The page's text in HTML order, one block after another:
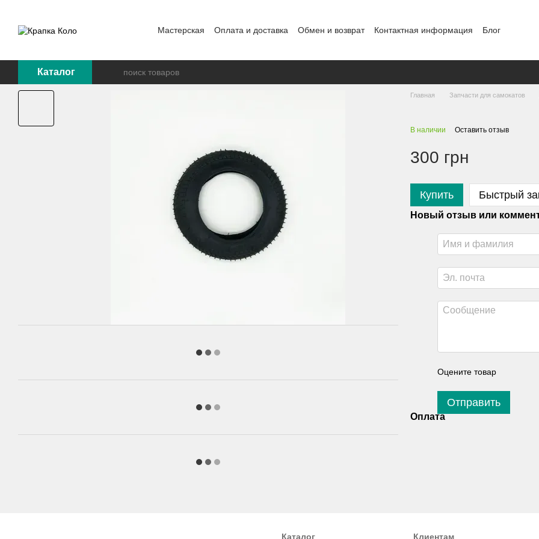
Мастерская Оплата и доставка Обмен и возврат Контактная информация Блог
Каталог
Главная Запчасти для самокатов
В наличии Оставить отзыв
300 грн
Купить Быстрый
Новый отзыв или
Оцените товар
Отправить
Оплата
Каталог Клиентам